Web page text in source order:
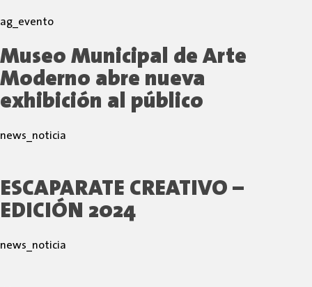
ag_evento
Museo Municipal de Arte
Moderno abre nueva
exhibición al público
news_noticia
ESCAPARATE CREATIVO –
EDICIÓN 2024
news_noticia